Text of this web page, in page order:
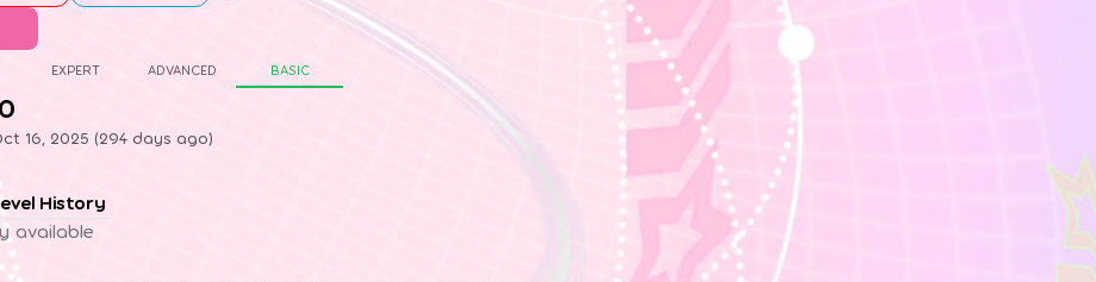
EXPERT ADVANCED BASIC
16, 2025 (294 days ago)
History
available